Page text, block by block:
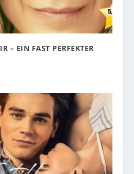
– EIN FAST PERFEKTER